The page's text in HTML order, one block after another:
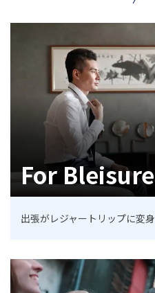
For Bleisure
出張がレジャートリップに変身